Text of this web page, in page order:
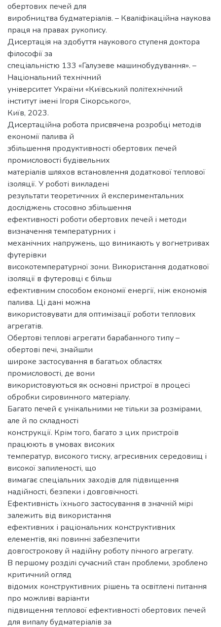
обертових печей для
виробництва будматеріалів. – Кваліфікаційна наукова
праця на правах рукопису.
Дисертація на здобуття наукового ступеня доктора
філософії за
спеціальністю 133 «Галузеве машинобудування». –
Національний технічний
університет України «Київський політехнічний
інститут імені Ігоря Сікорського»,
Київ, 2023.
Дисертаційна робота присвячена розробці методів
економії палива й
збільшення продуктивності обертових печей
промисловості будівельних
матеріалів шляхов встановлення додаткової теплової
ізоляції. У роботі викладені
результати теоретичних й експериментальних
досліджень стосовно збільшення
ефективності роботи обертових печей і методи
визначення температурних і
механічних напружень, що виникають у вогнетривах
футерівки
високотемпературної зони. Використання додаткової
ізоляції в футеровці є більш
ефективним способом економії енергії, ніж економія
палива. Ці дані можна
використовувати для оптимізації роботи теплових
агрегатів.
Обертові теплові агрегати барабанного типу –
обертові печі, знайшли
широке застосування в багатьох областях
промисловості, де вони
використовуються як основні пристрої в процесі
обробки сировинного матеріалу.
Багато печей є унікальними не тільки за розмірами,
але й по складності
конструкції. Крім того, багато з цих пристроїв
працюють в умовах високих
температур, високого тиску, агресивних середовищ і
високої запиленості, що
вимагає спеціальних заходів для підвищення
надійності, безпеки і довговічності.
Ефективність їхнього застосування в значній мірі
залежить від використання
ефективних і раціональних конструктивних
елементів, які повинні забезпечити
довгострокову й надійну роботу пічного агрегату.
В першому розділі сучасний стан проблеми, зроблено
критичний огляд
відомих конструктивних рішень та освітлені питання
про можливі варіанти
підвищення теплової ефективності обертових печей
для випалу будматеріалів за